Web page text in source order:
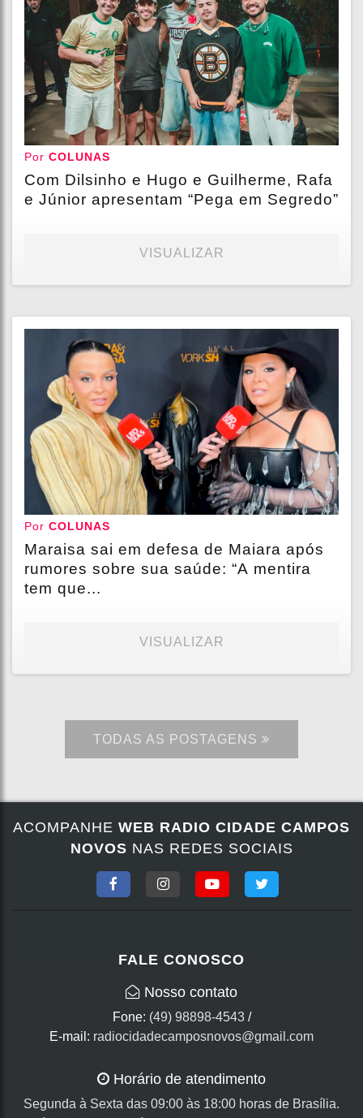
Por COLUNAS
Com Dilsinho e Hugo e Guilherme, Rafa
e Júnior apresentam “Pega em Segredo”
VISUALIZAR
Por COLUNAS
Maraisa sai em defesa de Maiara após
rumores sobre sua saúde: “A mentira
tem que...
VISUALIZAR
TODAS AS POSTAGENS
ACOMPANHE WEB RADIO CIDADE CAMPOS
NOVOS NAS REDES SOCIAIS
FALE CONOSCO
Nosso contato
Fone: (49) 98898-4543/
E-mail: radiocidadecamposnovos@gmail.com
Horário de atendimento
Segunda à Sexta das 09:00 às 18:00 horas de Brasília.